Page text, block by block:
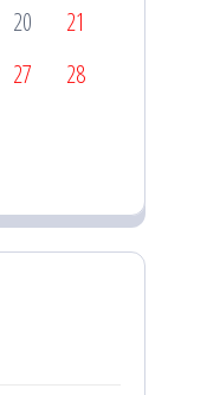
20
21
27
28